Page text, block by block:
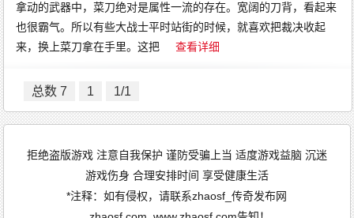
拿动的武器中，菜刀绝对是属性一流的存在。宽阔的刀背，看起来
也很霸气。所以有些大战士平时站街的时候，就喜欢把裁决收起
来，换上菜刀拿在手里。这把
查看详细
总数 7 1 1/1
拒绝盗版游戏 注意自我保护 谨防受骗上当 适度游戏益脑 沉迷
游戏伤身 合理安排时间 享受健康生活
*注释：如有侵权，请联系zhaosf_传奇发布网